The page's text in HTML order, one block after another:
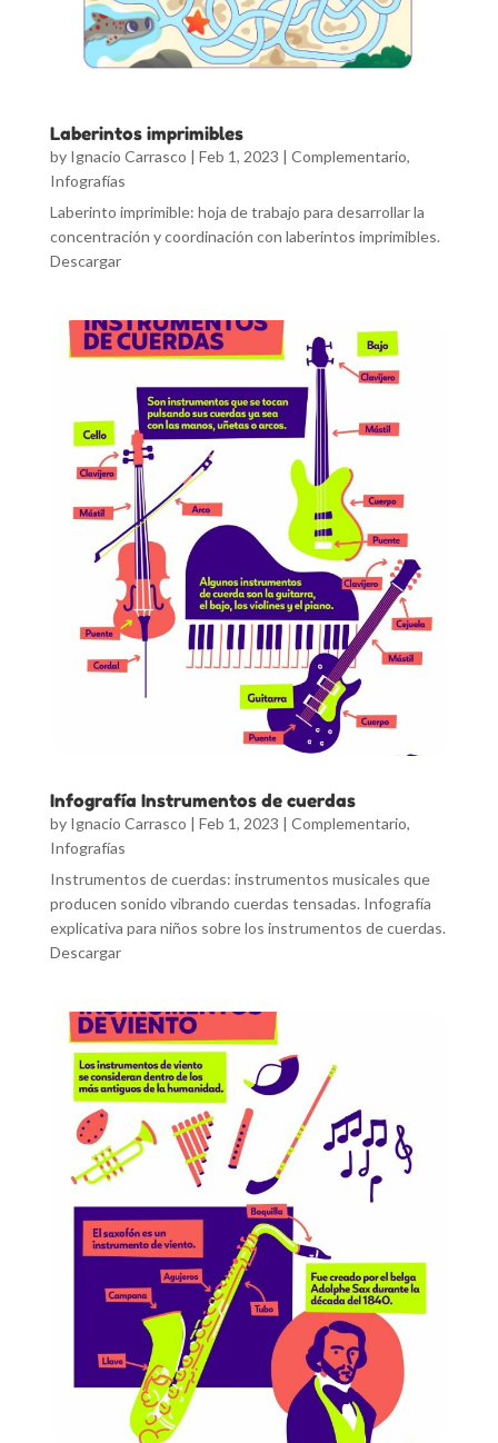
Laberintos imprimibles
by Ignacio Carrasco | Feb 1, 2023 | Complementario,
Infografías
Laberinto imprimible: hoja de trabajo para desarrollar la
concentración y coordinación con laberintos imprimibles.
Descargar
Infografía Instrumentos de cuerdas
by Ignacio Carrasco | Feb 1, 2023 | Complementario,
Infografías
Instrumentos de cuerdas: instrumentos musicales que
producen sonido vibrando cuerdas tensadas. Infografía
explicativa para niños sobre los instrumentos de cuerdas.
Descargar